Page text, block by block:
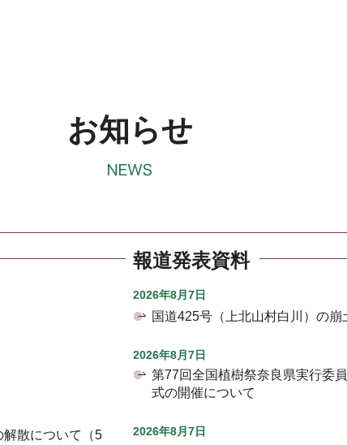
お知らせ
散について（5
報道発表資料
2026年8月7日
国道425号（上北山村白川）の
2026年8月7日
第77回全国植樹祭奈良県実行委
式の開催について
2026年8月7日